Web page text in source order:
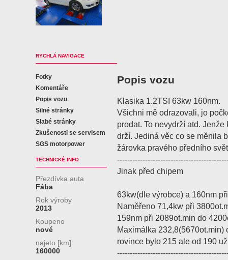
RYCHLÁ NAVIGACE
Fotky
Komentáře
Popis vozu
Silné stránky
Slabé stránky
Zkušenosti se servisem
SGS motorpower
TECHNICKÉ INFO
Přezdívka auta
Fába
Rok výroby
2013
Koupeno
nové
najeto [km]:
160000
Popis vozu
Klasika 1.2TSI 63kw 160nm.
Všichni mě odrazovali, jo
prodat. To nevydrží atd.
drží. Jediná věc co se měnila
žárovka pravého předního
Jinak před chipem
63kw(dle výrobce) a 160nm
Naměřeno 71,4kw při
159nm při 2089ot.min do
Maximálka
rovince bylo 215 ale od 190